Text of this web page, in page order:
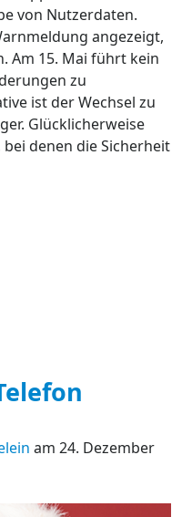
von Nutzerdaten.
angezeigt,
Am 15. Mai führt kein
zu
ist der Wechsel zu
Glücklicherweise
denen die Sicherheit
am 24. Dezember